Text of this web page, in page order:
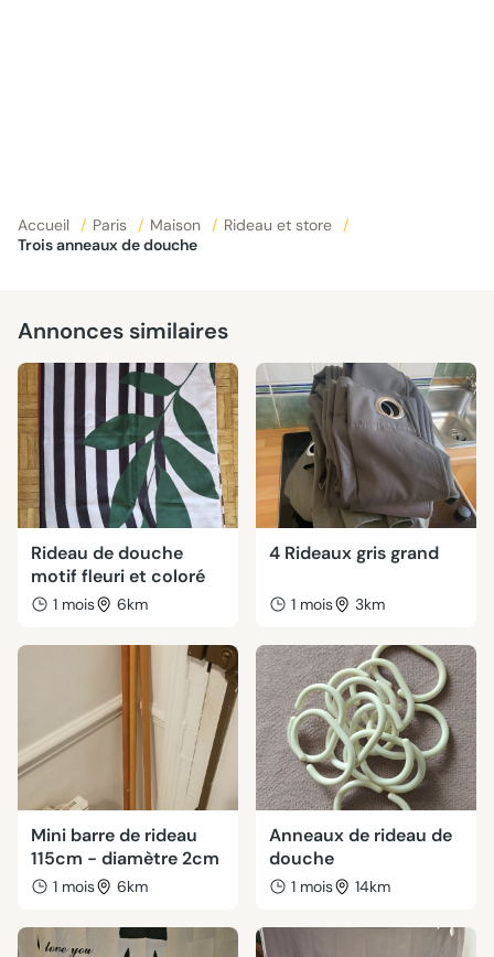
Accueil / Paris / Maison / Rideau et store
/
Trois anneaux de douche
Annonces similaires
Rideau de douche
motif fleuri et coloré
1 mois 6km
4 Rideaux gris grand
1 mois 3km
Mini barre de rideau
115cm - diamètre 2cm
1 mois 6km
Anneaux de rideau de
douche
1 mois 14km